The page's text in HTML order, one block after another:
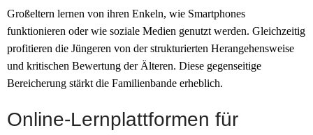
Großeltern lernen von ihren Enkeln, wie Smartphones
funktionieren oder wie soziale Medien genutzt werden. Gleichzeitig
profitieren die Jüngeren von der strukturierten Herangehensweise
und kritischen Bewertung der Älteren. Diese gegenseitige
Bereicherung stärkt die Familienbande erheblich.
Online-Lernplattformen für